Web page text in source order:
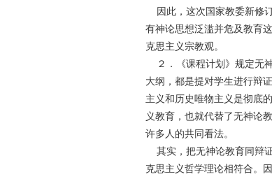
因此，这次国家教委新修
有神论思想泛滥并危及教育
克思主义宗教观。
２．《课程计划》规定无
大纲，都是提对学生进行辩
主义和历史唯物主义是彻底
义教育，也就代替了无神论
许多人的共同看法。
其实，把无神论教育同辩
克思主义哲学理论相符合。